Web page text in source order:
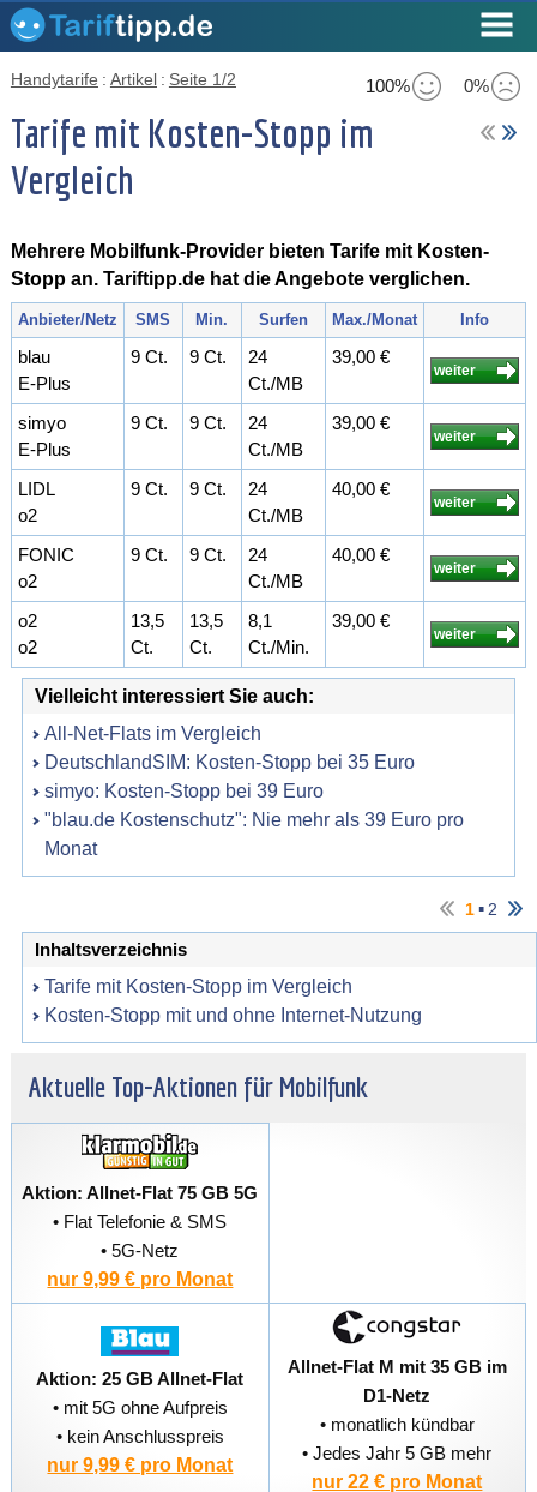
100% 0%
Handytarife : Artikel : Seite 1/2
Tarife mit Kosten-Stopp im
Vergleich
Mehrere Mobilfunk-Provider bieten Tarife mit Kosten-
Stopp an. Tariftipp.de hat die Angebote verglichen.
Anbieter/Netz SMS Min. Surfen Max./Monat Info
blau
E-Plus
9 Ct. 9 Ct.
24
Ct./MB
39,00 €
weiter
simyo
E-Plus
9 Ct. 9 Ct.
24
Ct./MB
39,00 €
weiter
LIDL
o2
9 Ct. 9 Ct.
24
Ct./MB
40,00 €
weiter
FONIC
o2
9 Ct. 9 Ct.
24
Ct./MB
40,00 €
weiter
o2
o2
13,5
Ct.
13,5
Ct.
8,1
Ct./Min.
39,00 €
weiter
Vielleicht interessiert Sie auch:
All-Net-Flats im Vergleich
DeutschlandSIM: Kosten-Stopp bei 35 Euro
simyo: Kosten-Stopp bei 39 Euro
"blau.de Kostenschutz": Nie mehr als 39 Euro pro
Monat
1▪ 2
Inhaltsverzeichnis
Tarife mit Kosten-Stopp im Vergleich
Kosten-Stopp mit und ohne Internet-Nutzung
Aktuelle Top-Aktionen für Mobilfunk
Aktion: Allnet-Flat 75 GB 5G
• Flat Telefonie & SMS
• 5G-Netz
nur 9,99 € pro Monat
Aktion: 25 GB Allnet-Flat
• mit 5G ohne Aufpreis
• kein Anschlusspreis
nur 9,99 € pro Monat
Allnet-Flat M mit 35 GB im
D1-Netz
• monatlich kündbar
• Jedes Jahr 5 GB mehr
nur 22 € pro Monat